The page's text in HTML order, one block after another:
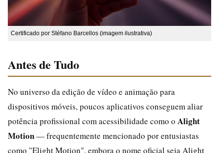
Certificado por Stéfano Barcellos (imagem ilustrativa)
Antes de Tudo
No universo da edição de vídeo e animação para
dispositivos móveis, poucos aplicativos conseguem aliar
potência profissional com acessibilidade como o Alight
Motion— frequentemente mencionado por entusiastas
como "Elight Motion", embora o nome oficial seja Alight